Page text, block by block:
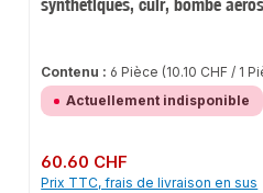
synthétiques, cuir, bombe
Contenu : 6 Pièce (10.10 CHF / 1
Actuellement indisponible
Prix régulier :
60.60 CHF
Prix TTC, frais de livraison en sus